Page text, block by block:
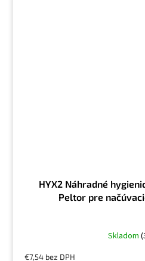
HYX2 Náhradné
Peltor pre
Skladom
€7,54 bez DPH